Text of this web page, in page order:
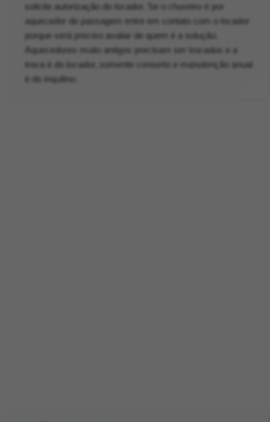
solicite autorização do locador. Se o chuveiro é por
aquecedor de passagem entre em contato com o locador
porque será preciso avaliar de quem é a solução.
Aquecedores muito antigos precisam ser trocados e a
troca é do locador, somente conserto e manutenção anual
é do inquilino.